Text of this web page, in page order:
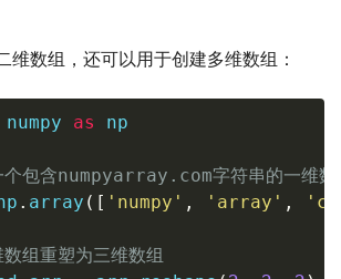
维数组，还可以用于创建多维数组：
numpy as np
包含numpyarray.com字符串的一维数
. array ( [ 'numpy' , 'array' ,
组重塑为三维数组